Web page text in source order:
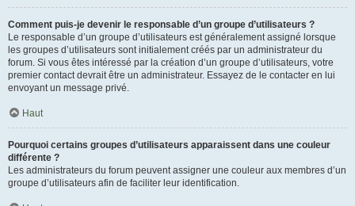
Comment puis-je devenir le responsable d’un groupe d’utilisateurs ?
Le responsable d’un groupe d’utilisateurs est généralement assigné lorsque
les groupes d’utilisateurs sont initialement créés par un administrateur du
forum. Si vous êtes intéressé par la création d’un groupe d’utilisateurs, votre
premier contact devrait être un administrateur. Essayez de le contacter en lui
envoyant un message privé.
Haut
Pourquoi certains groupes d’utilisateurs apparaissent dans une couleur
différente ?
Les administrateurs du forum peuvent assigner une couleur aux membres d’un
groupe d’utilisateurs afin de faciliter leur identification.